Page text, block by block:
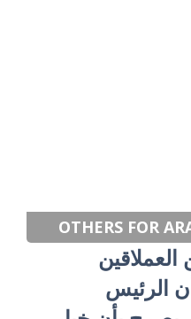
OTHERS FOR
الرئيس